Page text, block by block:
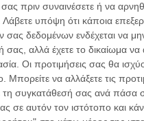
πριν συναινέσετε ή να
Λάβετε υπόψη ότι κάποια
δεδομένων ενδέχεται να μην
σας, αλλά έχετε το δικαίωμα να
Οι προτιμήσεις σας θα
Μπορείτε να αλλάξετε τις
τη συγκατάθεσή σας ανά πάσα
σε αυτόν τον ιστότοπο και
Κέλλυ Καμπάκη
Κέλλυ Καμπάκη: Η
γράφει για την
της”
Γιάννης Πανούσης
Οι μόνοι αθώοι